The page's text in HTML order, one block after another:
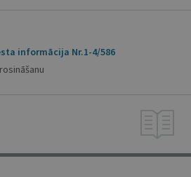
informācija Nr.1-4/586